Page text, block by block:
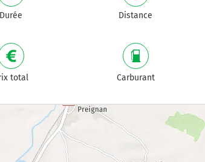
Durée Distance
total Carburant